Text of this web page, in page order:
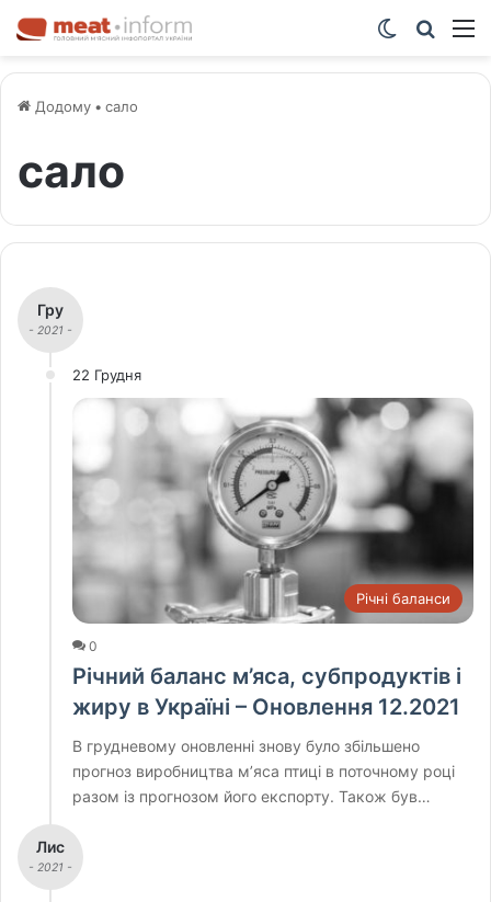
Switch skin
Додому • сало
сало
Гру
- 2021 -
22 Грудня
Річні баланси
0
Річний баланс м’яса, субпродуктів і
жиру в Україні – Оновлення 12.2021
В грудневому оновленні знову було збільшено
прогноз виробництва м’яса птиці в поточному році
разом із прогнозом його експорту. Також був…
Лис
- 2021 -